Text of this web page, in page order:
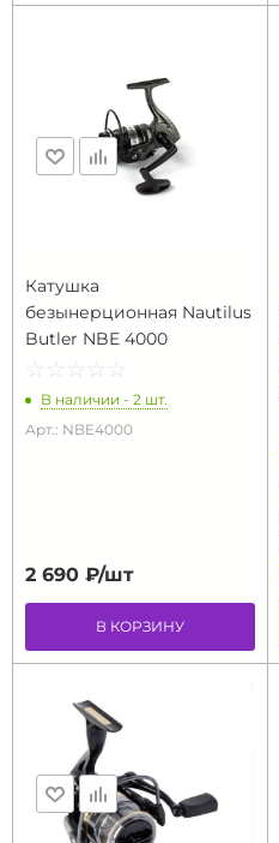
Катушка
безынерционная Nautilus
Butler NBE 4000
☆ ☆ ☆ ☆ ☆
★ ★ ★ ★ ★
В наличии - 2 шт.
Арт.: NBE4000
2 690 ₽/шт
В КОРЗИНУ